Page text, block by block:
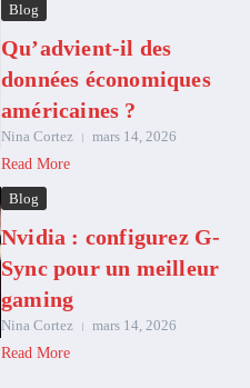
Blog
Qu’advient-il des
données économiques
américaines ?
Nina Cortez
mars 14, 2026
Read More
Blog
Nvidia : configurez G-
Sync pour un meilleur
gaming
Nina Cortez
mars 14, 2026
Read More